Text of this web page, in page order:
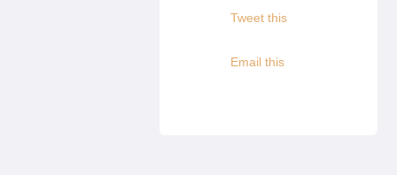
Tweet this
Email this